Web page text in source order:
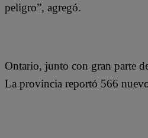
peligro”, agregó.
Ontario, junto con gran parte
La provincia reportó 566